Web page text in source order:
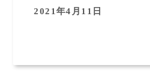
2021年4月11日